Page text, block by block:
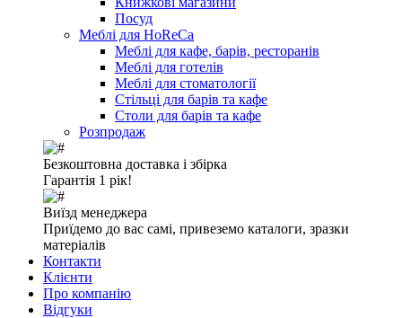
Посуд
Меблі для HoReCa
Меблі для кафе, барів, ресторанів
Меблі для готелів
Меблі для стоматології
Стільці для барів та кафе
Столи для барів та кафе
Розпродаж
Безкоштовна доставка і збірка
Гарантія 1 рік!
Виїзд менеджера
Приїдемо до вас самі, привеземо каталоги, зразки
матеріалів
Контакти
Клієнти
Про компанію
Відгуки